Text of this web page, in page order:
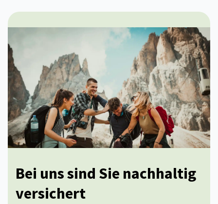
Bei uns sind Sie nachhaltig
versichert